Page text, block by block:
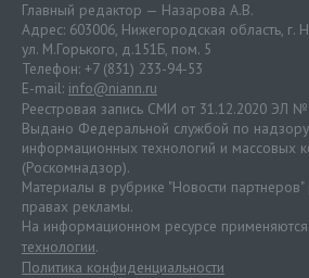
Главный редактор — Назарова А.В.
Адрес: 603006, Нижегородская область, г.
ул. М.Горького, д.151Б, пом. 5
Телефон: +7 (831) 233-94-53
E-mail: info@niann.ru
Реестровая запись СМИ от 31.12.2020 ЭЛ
Выдано Федеральной службой по надзору
информационных технологий и массовых
(Роскомнадзор).
Материалы в рубрике "Новости
правах рекламы.
На информационном ресурсе применяются
технологии.
Политика конфиденциальности